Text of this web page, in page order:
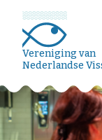
Vereniging van
Nederlandse